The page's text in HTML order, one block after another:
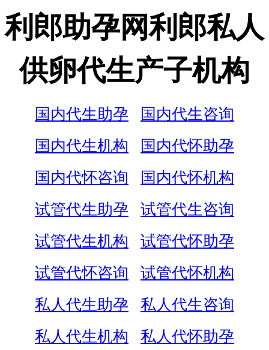
利郎助孕网利郎私人
供卵代生产子机构
国内代生助孕
国内代生咨询
国内代生机构
国内代怀助孕
国内代怀咨询
国内代怀机构
试管代生助孕
试管代生咨询
试管代生机构
试管代怀助孕
试管代怀咨询
试管代怀机构
私人代生助孕
私人代生咨询
私人代生机构
私人代怀助孕